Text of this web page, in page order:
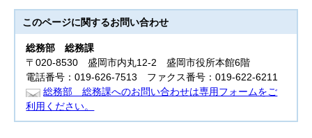
このページに関するお問い合わせ
総務部総務課
〒020-8530 盛岡市内丸12-2 盛岡市役所本館6階
電話番号：019-626-7513 ファクス番号：019-622-6211
総務部 総務課へのお問い合わせは専用フォームをご
利用ください。